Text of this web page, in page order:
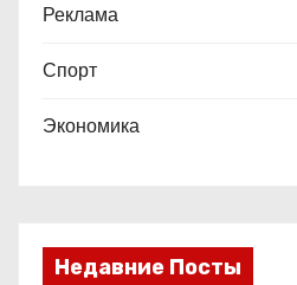
Реклама
Спорт
Экономика
Недавние Посты